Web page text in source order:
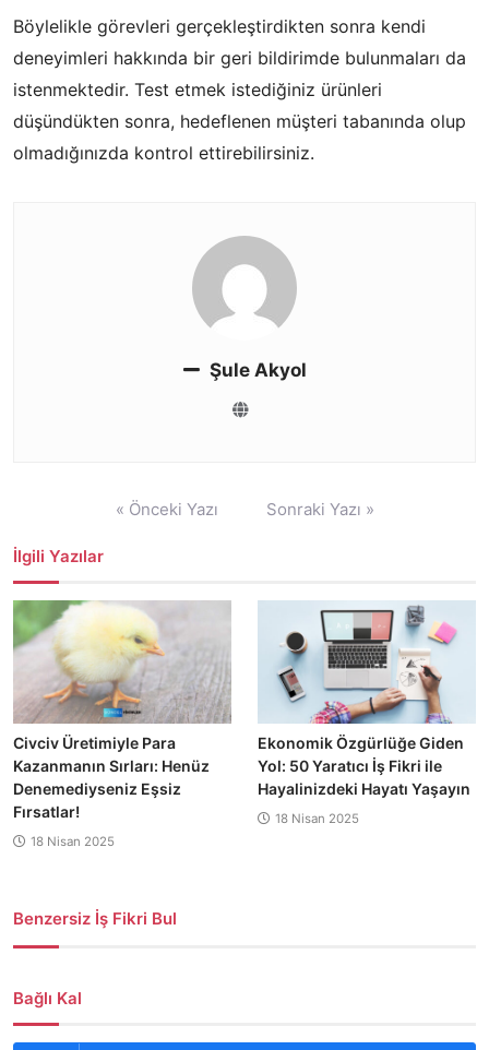
Böylelikle görevleri gerçekleştirdikten sonra kendi
deneyimleri hakkında bir geri bildirimde bulunmaları da
istenmektedir. Test etmek istediğiniz ürünleri
düşündükten sonra, hedeflenen müşteri tabanında olup
olmadığınızda kontrol ettirebilirsiniz.
Şule Akyol
« Önceki Yazı Sonraki Yazı »
İlgili Yazılar
Civciv Üretimiyle Para
Kazanmanın Sırları: Henüz
Denemediyseniz Eşsiz
Fırsatlar!
18 Nisan 2025
Ekonomik Özgürlüğe Giden
Yol: 50 Yaratıcı İş Fikri ile
Hayalinizdeki Hayatı Yaşayın
18 Nisan 2025
Benzersiz İş Fikri Bul
Bağlı Kal